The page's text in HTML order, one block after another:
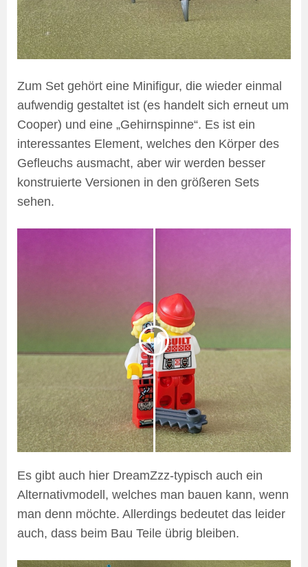
Zum Set gehört eine Minifigur, die wieder einmal
aufwendig gestaltet ist (es handelt sich erneut um
Cooper) und eine „Gehirnspinne“. Es ist ein
interessantes Element, welches den Körper des
Gefleuchs ausmacht, aber wir werden besser
konstruierte Versionen in den größeren Sets
sehen.
Es gibt auch hier DreamZzz-typisch auch ein
Alternativmodell, welches man bauen kann, wenn
man denn möchte. Allerdings bedeutet das leider
auch, dass beim Bau Teile übrig bleiben.